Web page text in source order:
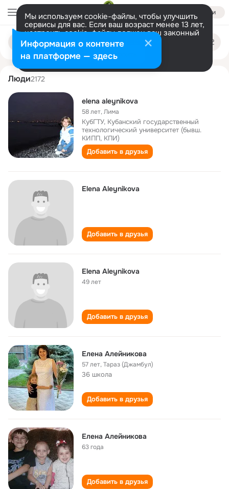
Войти
Мы используем cookie-файлы, чтобы улучшить
сервисы для вас. Если ваш возраст менее 13 лет,
настроить cookie-файлы должен ваш законный
представитель. Больше информации
Разрешить все Настроить
Поиск
людям
elena aleynikova
Люди2172
elena aleynikova
58 лет,Лима
КубГТУ, Кубанский государственный
технологический университет (бывш.
КИПП, КПИ)
Добавить в друзья
Elena Aleynikova
Добавить в друзья
Elena Aleynikova
49 лет
Добавить в друзья
Елена Алейникова
57 лет,Тараз (Джамбул)
36 школа
Добавить в друзья
Елена Алейникова
63 года
Добавить в друзья
Информация о контенте
на платформе — здесь